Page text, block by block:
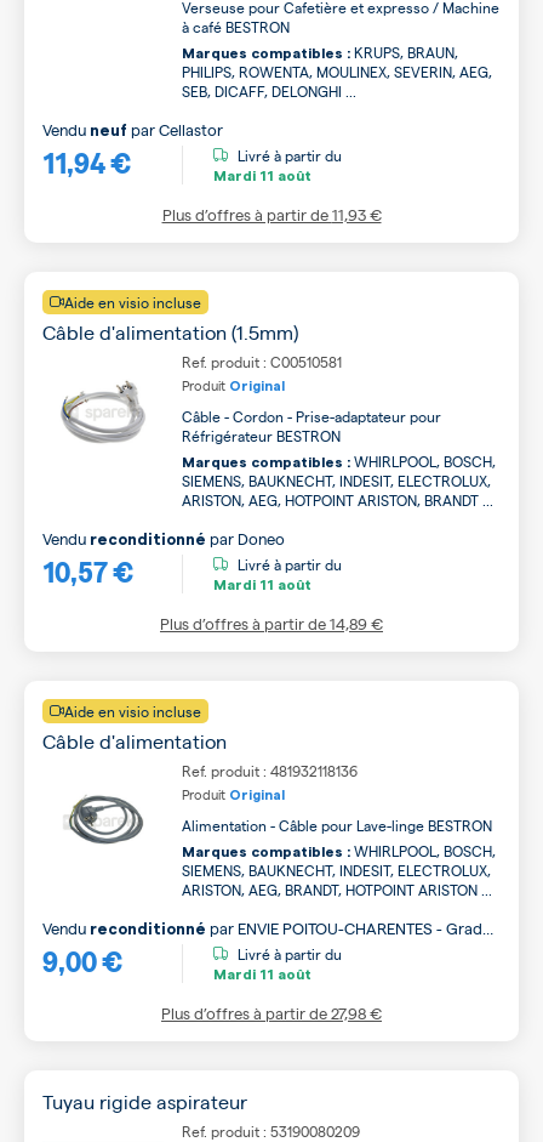
Verseuse pour Cafetière et expresso / Machine
à café BESTRON
Marques compatibles : KRUPS, BRAUN,
PHILIPS, ROWENTA, MOULINEX, SEVERIN, AEG,
SEB, DICAFF, DELONGHI ...
11,94 €
Vendu neuf parCellastor
Livré à partir du
Mardi 11 août
Plus d’offres à partir de11,93 €
Aide en visio incluse
Câble d'alimentation (1.5mm)
Ref. produit : C00510581
Produit Original
Câble - Cordon - Prise-adaptateur pour
Réfrigérateur BESTRON
Marques compatibles : WHIRLPOOL, BOSCH,
SIEMENS, BAUKNECHT, INDESIT, ELECTROLUX,
ARISTON, AEG, HOTPOINT ARISTON, BRANDT ...
10,57 €
Vendu reconditionné par Doneo
Livré à partir du
Mardi 11 août
Plus d’offres à partir de14,89 €
Aide en visio incluse
Câble d'alimentation
Ref. produit : 481932118136
Produit Original
Alimentation - Câble pour Lave-linge BESTRON
Marques compatibles : WHIRLPOOL, BOSCH,
SIEMENS, BAUKNECHT, INDESIT, ELECTROLUX,
ARISTON, AEG, BRANDT, HOTPOINT ARISTON ...
9,00 €
Vendu reconditionné par ENVIE POITOU-CHARENTES - Grade
B
Livré à partir du
Mardi 11 août
Plus d’offres à partir de27,98 €
Tuyau rigide aspirateur
Ref. produit : 53190080209